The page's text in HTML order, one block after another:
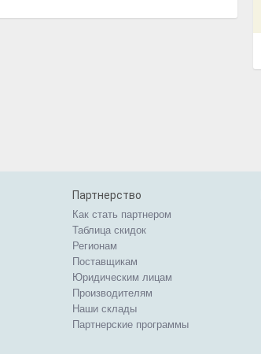
Партнерство
Как стать партнером
Таблица скидок
Регионам
Поставщикам
Юридическим лицам
Производителям
Наши склады
Партнерские программы